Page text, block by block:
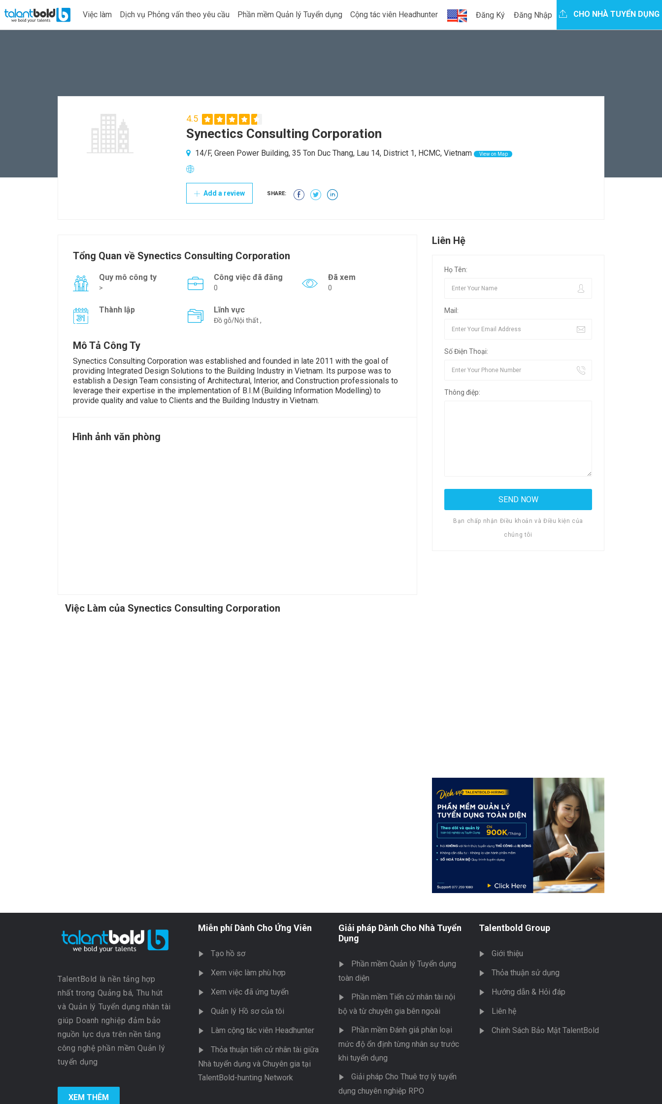
Việc làm Dịch vụ Phỏng vấn theo yêu cầu Phần mềm Quản lý Tuyển dụng Cộng tác viên Headhunter Đăng Ký Đăng Nhập CHO NHÀ TUYỂN DỤNG
4.5
Synectics Consulting Corporation
14/F, Green Power Building, 35 Ton Duc Thang, Lau 14, District 1, HCMC, Vietnam View on Map
Add a review SHARE:
Tổng Quan về Synectics Consulting Corporation
Quy mô công ty
>
Công việc đã đăng
0
Đã xem
0
Thành lập Lĩnh vực
Đồ gỗ/Nội thất ,
Mô Tả Công Ty
Synectics Consulting Corporation was established and founded in late 2011 with the goal of
providing Integrated Design Solutions to the Building Industry in Vietnam. Its purpose was to
establish a Design Team consisting of Architectural, Interior, and Construction professionals to
leverage their expertise in the implementation of B.I.M (Building Information Modelling) to
provide quality and value to Clients and the Building Industry in Vietnam.
Hình ảnh văn phòng
Việc Làm của Synectics Consulting Corporation
Liên Hệ
Họ Tên:
Mail:
Số Điện Thoại:
Thông điệp:
Bạn chấp nhận Điều khoản và Điều kiện của
chúng tôi
TalentBold là nền tảng hợp
nhất trong Quảng bá, Thu hút
và Quản lý Tuyển dụng nhân tài
giúp Doanh nghiệp đảm bảo
nguồn lực dựa trên nền tảng
công nghệ phần mềm Quản lý
tuyển dụng
XEM THÊM
Miễn phí Dành Cho Ứng Viên
Tạo hồ sơ
Xem việc làm phù hợp
Xem việc đã ứng tuyển
Quản lý Hồ sơ của tôi
Làm cộng tác viên Headhunter
Thỏa thuận tiến cử nhân tài giữa
Nhà tuyển dụng và Chuyên gia tại
TalentBold-hunting Network
Giải pháp Dành Cho Nhà Tuyển
Dụng
Phần mềm Quản lý Tuyển dụng
toàn diện
Phần mềm Tiến cử nhân tài nội
bộ và từ chuyên gia bên ngoài
Phần mềm Đánh giá phân loại
mức độ ổn định từng nhân sự trước
khi tuyển dụng
Giải pháp Cho Thuê trợ lý tuyển
dụng chuyên nghiệp RPO
Talentbold Group
Giới thiệu
Thỏa thuận sử dụng
Hướng dẫn & Hỏi đáp
Liên hệ
Chính Sách Bảo Mật TalentBold